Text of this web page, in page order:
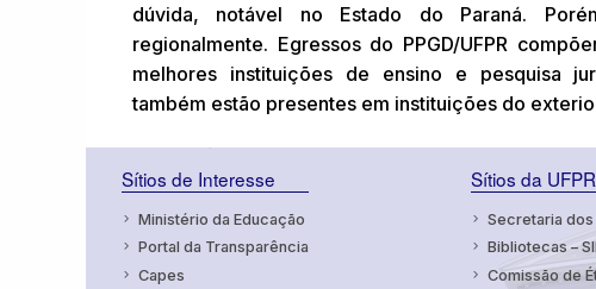
dúvida, notável no Estado do Paraná.
regionalmente. Egressos do PPGD/UFPR
melhores instituições de ensino e pesquisa
também estão presentes em instituições do
Sítios de Interesse
Ministério da Educação
Portal da Transparência
Capes
Sítios da UFPR
Secretaria
Bibliotecas –
Comissão de